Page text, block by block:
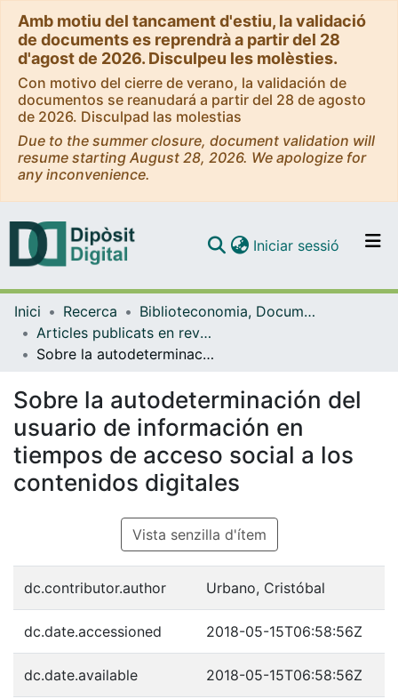
Amb motiu del tancament d'estiu, la validació
de documents es reprendrà a partir del 28
d'agost de 2026. Disculpeu les molèsties.
Con motivo del cierre de verano, la validación de
documentos se reanudará a partir del 28 de agosto
de 2026. Disculpad las molestias
Due to the summer closure, document validation will
resume starting August 28, 2026. We apologize for
any inconvenience.
Navega per tot el DD
Iniciar sessió (current)
Inici Recerca
Biblioteconomia, Documentació i Comunicació Audiovisual
Articles publicats en revistes (Biblioteconomia, Documentació i Comunicació Audiovisual)
Sobre la autodeterminación del usuario de información en tiempos de acceso social a los contenidos digitales
Sobre la autodeterminación del
usuario de información en
tiempos de acceso social a los
contenidos digitales
Vista senzilla d'ítem
dc.contributor.author Urbano, Cristóbal
dc.date.accessioned 2018-05-15T06:58:56Z
dc.date.available 2018-05-15T06:58:56Z